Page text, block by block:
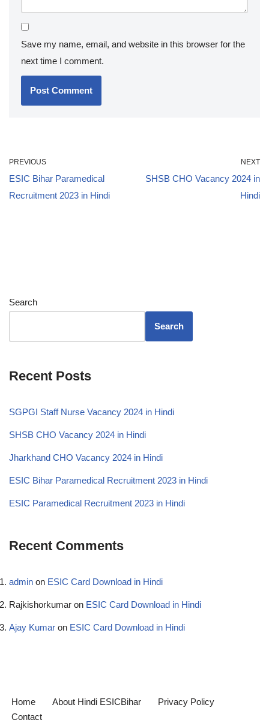
Save my name, email, and website in this browser for the
next time I comment.
PREVIOUS
ESIC Bihar Paramedical
Recruitment 2023 in Hindi
NEXT
SHSB CHO Vacancy 2024 in
Hindi
Search
Search
Recent Posts
SGPGI Staff Nurse Vacancy 2024 in Hindi
SHSB CHO Vacancy 2024 in Hindi
Jharkhand CHO Vacancy 2024 in Hindi
ESIC Bihar Paramedical Recruitment 2023 in Hindi
ESIC Paramedical Recruitment 2023 in Hindi
Recent Comments
admin on ESIC Card Download in Hindi
Rajkishorkumar on ESIC Card Download in Hindi
Ajay Kumar on ESIC Card Download in Hindi
Home About Hindi ESICBihar
Privacy Policy
Contact